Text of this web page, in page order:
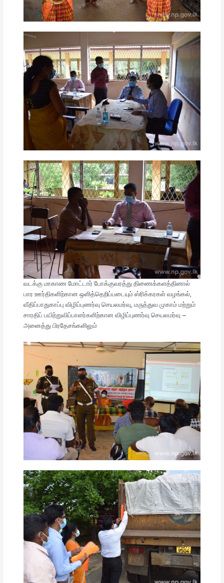
வடக்கு மாகாண மோட்டார் போக்குவரத்து திணைக்களத்தினால்
பார ஊர்திகளிற்கான ஒளித்தெறிப்படையும் ஸ்ரிக்கரகள் வழங்கல்,
வீதிப்பாதுகாப்பு விழிப்புணர்வு செயலமர்வு, மருத்துவ முகாம் மற்றும்
சாரதிப் பயிற்றுவிப்பாளர்களிற்கான விழிப்புணர்வு செயலமர்வு –
அனைத்து பிரதேசங்களிலும்